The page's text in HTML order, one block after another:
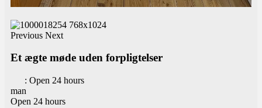
Previous Next
Et ægte møde uden forpligtelser
: Open 24 hours
man
Open 24 hours